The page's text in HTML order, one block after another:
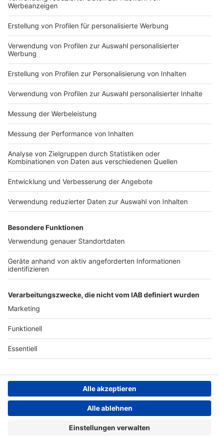
Markiere sie hierfür mit einem
Impressum
Nutzungsbedingungen
Jobs
Presse
Werben
Archiv
ANTENNE BAYERN GROUP
Stiftung ANTENNE BAYERN
hilft
Teilnahmebedingungen
Grounding Page ANTENNE
BAYERN
Kontakt
Studio-Hotline
Verkehrs-Hotline
Datenschutz­erklärung
einstellungen
Persönliche Datenkontrolle
Newsletter
ANTENNE BAYERN Live